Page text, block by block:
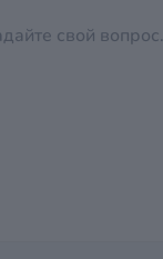
свой вопрос.